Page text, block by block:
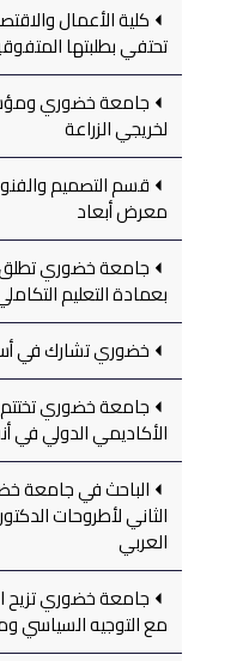
كلية الأعمال
تحتفي بطلبتها
جامعة خضوري
لخريجي الزراعة
قسم التصميم
معرض أبعاد
جامعة خضوري تطلق
بعمادة التعليم
خضوري تشارك في
جامعة خضوري
الأكاديمي الدولي في
الباحث في جامعة
الثاني لأطروحات
العربي
جامعة خضوري تزيح
مع التوجيه السياسي